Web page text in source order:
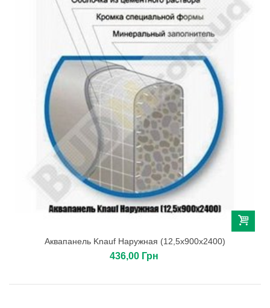
Аквапанель Knauf Наружная (12,5х900х2400)
436,00 Грн